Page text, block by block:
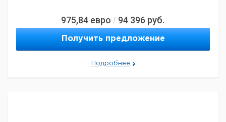
975,84 евро / 94 396 руб.
Получить предложение
Подробнее